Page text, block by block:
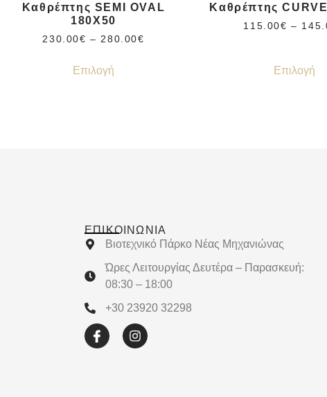
Καθρέπτης SEMI OVAL
180X50
230.00€ – 280.00€
Επιλογή
Καθρέπτης
115.00€ –
Επιλογή
ΕΠΙΚΟΙΝΩΝΊΑ
Βιοτεχνικό Πάρκο Νέας Μηχανιώνας
Ώρες Λειτουργίας Δευτέρα – Παρασκευή:
08:30 – 18:00
+30 23920 32298